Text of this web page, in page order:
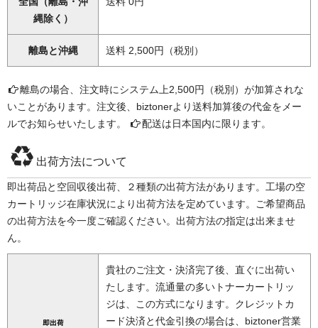
縄除く）
離島と沖縄 送料 2,500円（税別）
離島の場合、注文時にシステム上2,500円（税別）が加算されな
いことがあります。注文後、biztonerより送料加算後の代金をメー
ルでお知らせいたします。
配送は日本国内に限ります。
出荷方法について
即出荷品と空回収後出荷、２種類の出荷方法があります。工場の空
カートリッジ在庫状況により出荷方法を定めています。ご希望商品
の出荷方法を今一度ご確認ください。出荷方法の指定は出来ませ
ん。
貴社のご注文・決済完了後、直ぐに出荷い
たします。流通量の多いトナーカートリッ
ジは、この方式になります。クレジットカ
ード決済と代金引換の場合は、biztoner営業